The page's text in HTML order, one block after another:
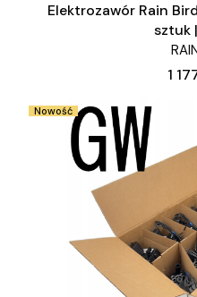
Elektrozawór Rain
sztuk
1
Nowość